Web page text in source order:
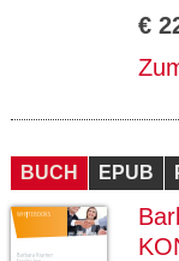
€
BUCH EPUB